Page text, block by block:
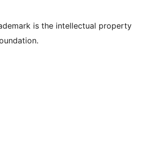
is the intellectual property